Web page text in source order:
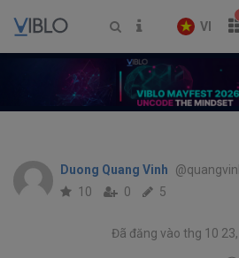
VI
Duong Quang Vinh
10 0 5
Đã đăng vào thg 10